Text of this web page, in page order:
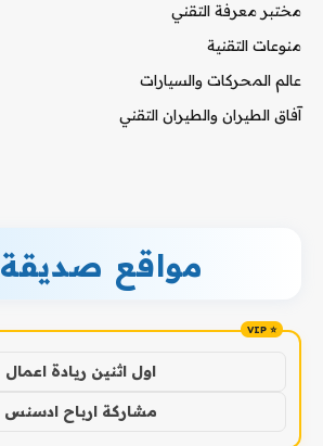
مختبر معرفة التقني
منوعات التقنية
عالم المحركات والسيارات
آفاق الطيران والطيران التقني
مواقع صديقة
اول اثنين ريادة اعمال
مشاركة ارباح ادسنس